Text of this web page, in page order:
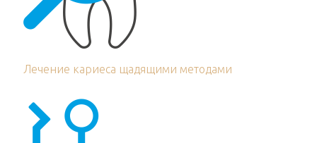
Лечение кариеса щадящими методами